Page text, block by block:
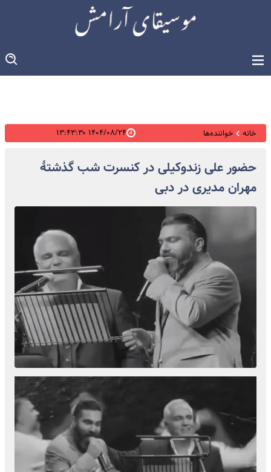
خانه خواننده‌ها ۱۴۰۴/۰۸/۲۴ ۱۳:۴۳:۳۰
حضور علی زندوکیلی در کنسرت شب گذشتۀ
مهران مدیری در دبی